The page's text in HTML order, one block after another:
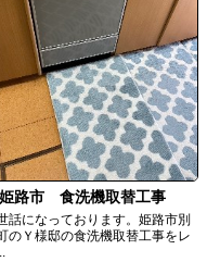
姫路市 食洗機取替工事
話になっております。姫路市別
のＹ様邸の食洗機取替工事をレ